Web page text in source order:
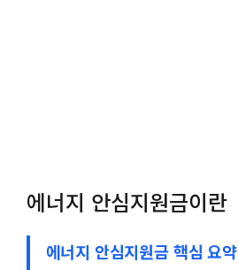
에너지 안심지원금이란
에너지 안심지원금 핵심 요약